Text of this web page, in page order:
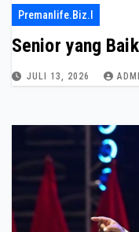
Premanlife.biz.i
Senior yang
JULI 13, 2026